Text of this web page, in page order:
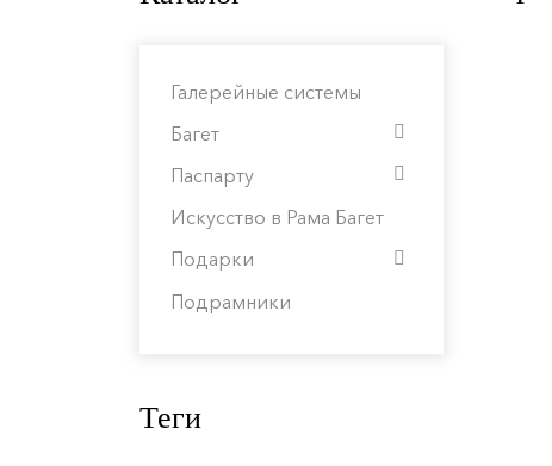
Галерейные системы
Багет
Паспарту
Искусство в Рама Багет
Подарки
Подрамники
Теги